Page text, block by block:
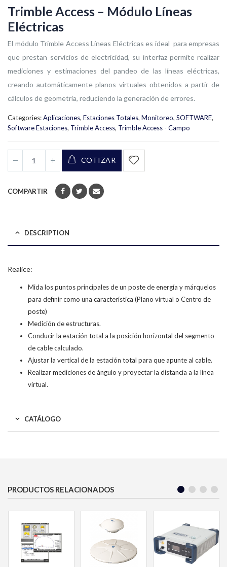
Trimble Access – Módulo Líneas
Eléctricas
El módulo Trimble Access Líneas Eléctricas es ideal para empresas
que prestan servicios de electricidad, su interfaz permite realizar
mediciones y estimaciones del pandeo de las líneas eléctricas,
creando automáticamente planos virtuales obtenidos a partir de
cálculos de geometría, reduciendo la generación de errores.
Categories:Aplicaciones, Estaciones Totales, Monitoreo, SOFTWARE,
Software Estaciones, Trimble Access, Trimble Access - Campo
COTIZAR
COMPARTIR
DESCRIPTION
Realice:
Mida los puntos principales de un poste de energía y márquelos
para definir como una característica (Plano virtual o Centro de
poste)
Medición de estructuras.
Conducir la estación total a la posición horizontal del segmento
de cable calculado.
Ajustar la vertical de la estación total para que apunte al cable.
Realizar mediciones de ángulo y proyectar la distancia a la línea
virtual.
CATÁLOGO
PRODUCTOS RELACIONADOS